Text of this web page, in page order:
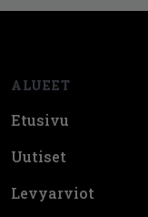
ALUEET
Etusivu
Uutiset
Levyarviot